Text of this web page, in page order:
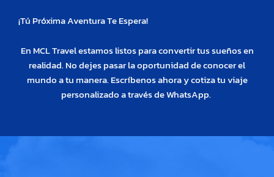
¡Tú Próxima Aventura Te Espera!
En MCL Travel estamos listos para convertir tus sueños en
realidad. No dejes pasar la oportunidad de conocer el
mundo a tu manera. Escríbenos ahora y cotiza tu viaje
personalizado a través de WhatsApp.